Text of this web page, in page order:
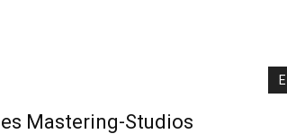
Mastering-Studios